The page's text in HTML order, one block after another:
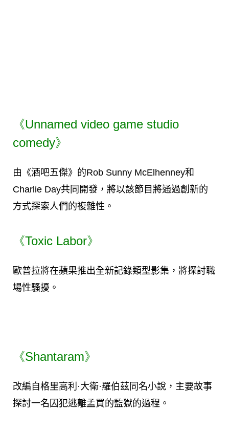
《Unnamed video game studio
comedy》
由《酒吧五傑》的Rob Sunny McElhenney和
Charlie Day共同開發，將以該節目將通過創新的
方式探索人們的複雜性。
《Toxic Labor》
歐普拉將在蘋果推出全新記錄類型影集，將探討職
場性騷擾。
《Shantaram》
改編自格里高利·大衛·羅伯茲同名小說，主要故事
探討一名囚犯逃離孟買的監獄的過程。